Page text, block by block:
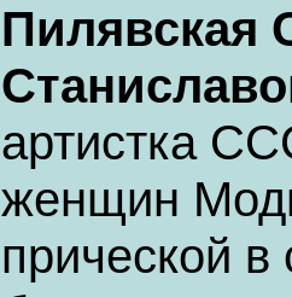
Пилявская
артистка
женщин
прической в